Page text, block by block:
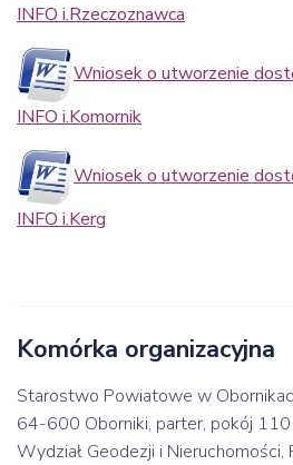
INFO i.Rzeczoznawca
Wniosek o utworzenie
INFO i.Komornik
Wniosek o utworzenie
INFO i.Kerg
Komórka organizacyjna
Starostwo Powiatowe w
64-600 Oborniki, parter, pokój 110
Wydział Geodezji i